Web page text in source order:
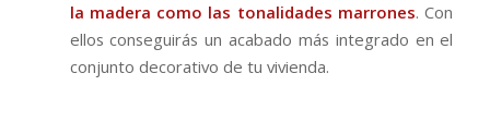
la madera como las tonalidades marrones. Con
ellos conseguirás un acabado más integrado en el
conjunto decorativo de tu vivienda.